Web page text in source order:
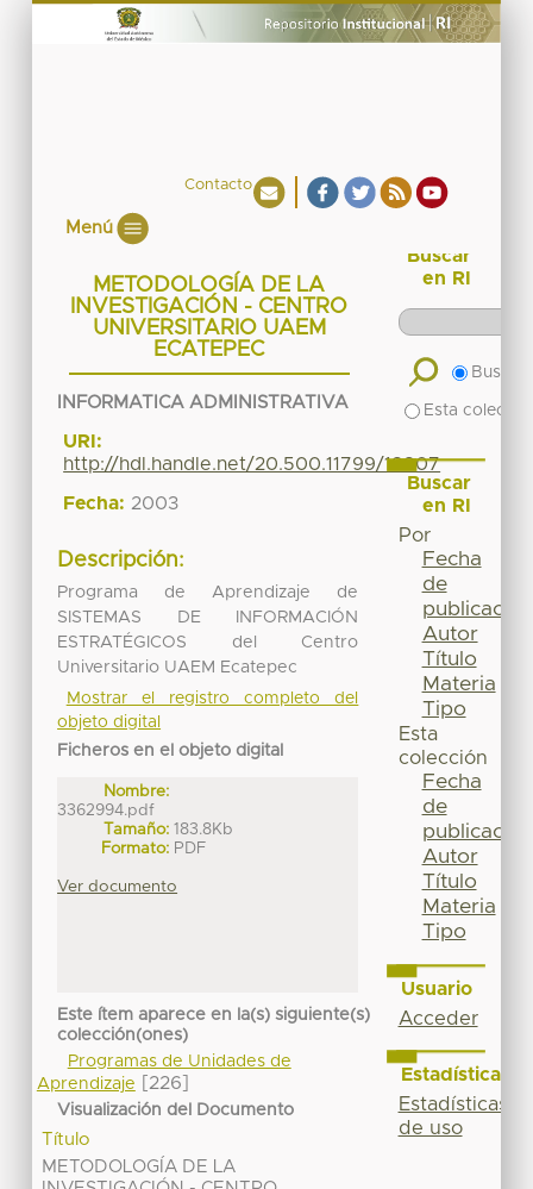
Contacto
Menú
METODOLOGÍA DE LA
INVESTIGACIÓN - CENTRO
UNIVERSITARIO UAEM
ECATEPEC
INFORMATICA ADMINISTRATIVA
URI:
http://hdl.handle.net/20.500.11799/18807
Fecha: 2003
Descripción:
Programa de Aprendizaje de
SISTEMAS DE INFORMACIÓN
ESTRATÉGICOS del Centro
Universitario UAEM Ecatepec
Mostrar el registro completo del
objeto digital
Ficheros en el objeto digital
Nombre:
3362994.pdf
Tamaño: 183.8Kb
Formato: PDF
Ver documento
Este ítem aparece en la(s) siguiente(s)
colección(ones)
Programas de Unidades de
Aprendizaje
[226]
Visualización del Documento
Título
METODOLOGÍA DE LA
Buscar
en RI
Buscar
Esta
Buscar
en RI
Por
Fecha
de
publicación
Autor
Título
Materia
Tipo
Esta
colección
Fecha
de
publicación
Autor
Título
Materia
Tipo
Usuario
Acceder
Estadísticas
Estadísticas
de uso